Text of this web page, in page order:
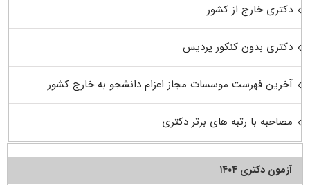
دکتری خارج از کشور
دکتری بدون کنکور پردیس
آخرین فهرست موسسات مجاز اعزام دانشجو به خارج کشور
مصاحبه با رتبه های برتر دکتری
آزمون دکتری ۱۴۰۴